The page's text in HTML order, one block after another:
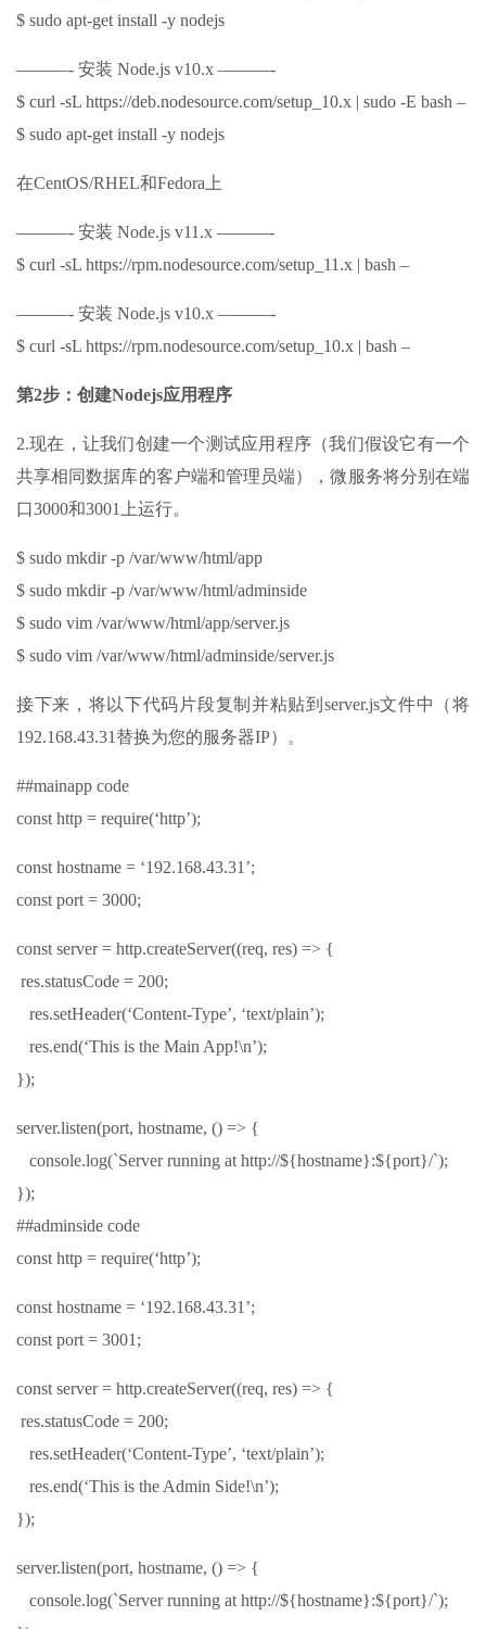
$ sudo apt-get install -y nodejs
———- 安装 Node.js v10.x ———-
$ curl -sL https://deb.nodesource.com/setup_10.x | sudo -E bash –
$ sudo apt-get install -y nodejs
在CentOS/RHEL和Fedora上
———- 安装 Node.js v11.x ———-
$ curl -sL https://rpm.nodesource.com/setup_11.x | bash –
———- 安装 Node.js v10.x ———-
$ curl -sL https://rpm.nodesource.com/setup_10.x | bash –
第2步：创建Nodejs应用程序
2.现在，让我们创建一个测试应用程序（我们假设它有一个
共享相同数据库的客户端和管理员端），微服务将分别在端
口3000和3001上运行。
$ sudo mkdir -p /var/www/html/app
$ sudo mkdir -p /var/www/html/adminside
$ sudo vim /var/www/html/app/server.js
$ sudo vim /var/www/html/adminside/server.js
接下来，将以下代码片段复制并粘贴到server.js文件中（将
192.168.43.31替换为您的服务器IP）。
##mainapp code
const http = require(‘http’);
const hostname = ‘192.168.43.31’;
const port = 3000;
const server = http.createServer((req, res) => {
res.statusCode = 200;
res.setHeader(‘Content-Type’, ‘text/plain’);
res.end(‘This is the Main App!\n’);
});
server.listen(port, hostname, () => {
console.log(`Server running at http://${hostname}:${port}/`);
});
##adminside code
const http = require(‘http’);
const hostname = ‘192.168.43.31’;
const port = 3001;
const server = http.createServer((req, res) => {
res.statusCode = 200;
res.setHeader(‘Content-Type’, ‘text/plain’);
res.end(‘This is the Admin Side!\n’);
});
server.listen(port, hostname, () => {
console.log(`Server running at http://${hostname}:${port}/`);